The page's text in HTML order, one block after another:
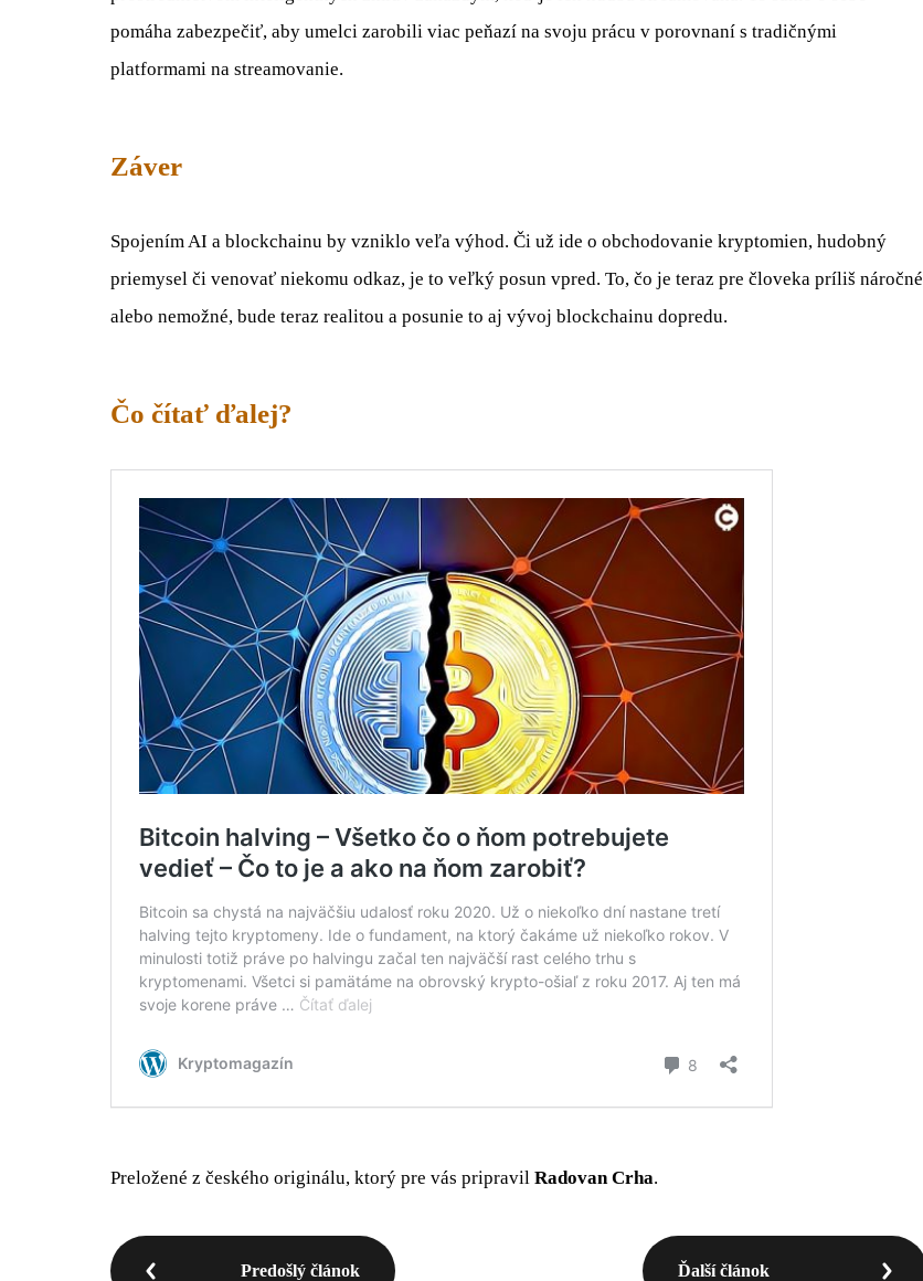
pomáha zabezpečiť, aby umelci zarobili viac peňazí na svoju prácu v porovnaní s tradičnými
platformami na streamovanie.
Záver
Spojením AI a blockchainu by vzniklo veľa výhod. Či už ide o obchodovanie kryptomien, hudobný
priemysel či venovať niekomu odkaz, je to veľký posun vpred. To, čo je teraz pre človeka príliš náročné
alebo nemožné, bude teraz realitou a posunie to aj vývoj blockchainu dopredu.
Čo čítať ďalej?
Preložené z českého originálu, ktorý pre vás pripravil Radovan Crha.
Predošlý článok Ďalší článok